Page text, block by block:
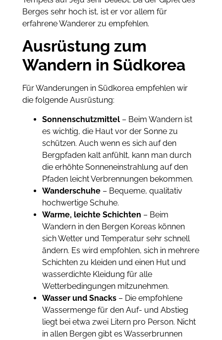
Berges sehr hoch ist, ist er vor allem für
erfahrene Wanderer zu empfehlen.
Ausrüstung zum
Wandern in Südkorea
Für Wanderungen in Südkorea empfehlen wir
die folgende Ausrüstung:
Sonnenschutzmittel– Beim Wandern ist
es wichtig, die Haut vor der Sonne zu
schützen. Auch wenn es sich auf den
Bergpfaden kalt anfühlt, kann man durch
die erhöhte Sonneneinstrahlung auf den
Pfaden leicht Verbrennungen bekommen.
Wanderschuhe– Bequeme, qualitativ
hochwertige Schuhe.
Warme, leichte Schichten – Beim
Wandern in den Bergen Koreas können
sich Wetter und Temperatur sehr schnell
ändern. Es wird empfohlen, sich in mehrere
Schichten zu kleiden und einen Hut und
wasserdichte Kleidung für alle
Wetterbedingungen mitzunehmen.
Wasser und Snacks– Die empfohlene
Wassermenge für den Auf- und Abstieg
liegt bei etwa zwei Litern pro Person. Nicht
in allen Bergen gibt es Wasserbrunnen